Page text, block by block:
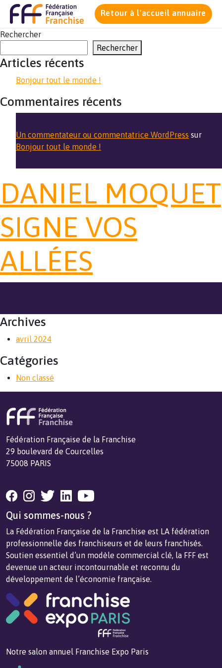
Retour à l'accueil annuaire
Rechercher
Rechercher
Articles récents
Bonjour tout le monde !
Commentaires récents
Un commentateur ou commentatrice WordPress sur
Bonjour tout le monde !
DANIEL MOQUET
SIGNE VOS
ALLÉES
Archives
avril 2024
Catégories
Non classé
Fédération Française de la Franchise
29 boulevard de Courcelles
75008 PARIS
Qui sommes-nous ?
La Fédération Française de la Franchise est LA fédération
professionnelle des franchiseurs et de leurs franchisés.
Soutien essentiel d’un modèle commercial clé, la FFF est
devenue un acteur incontournable et reconnu du
développement de l’économie française.
Notre salon annuel Franchise Expo Paris